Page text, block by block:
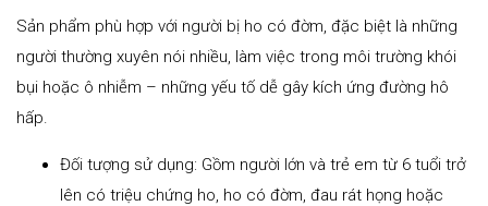
Sản phẩm phù hợp với người bị ho có đờm, đặc biệt là những
người thường xuyên nói nhiều, làm việc trong môi trường khói
bụi hoặc ô nhiễm – những yếu tố dễ gây kích ứng đường hô
hấp.
Đối tượng sử dụng: Gồm người lớn và trẻ em từ 6 tuổi trở
lên có triệu chứng ho, ho có đờm, đau rát họng hoặc